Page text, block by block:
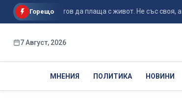
Горещо
е готов да плаща с живот. Не със своя, а с ваши...
7 Август, 2026
МНЕНИЯ ПОЛИТИКА НОВИНИ